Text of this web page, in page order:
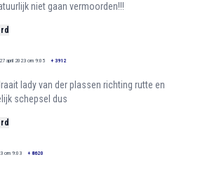
niet gaan vermoorden!!!
27 april 2023 om 9:05 + 3912
lady van der plassen richting rutte en
schepsel dus
om 9:03 + 8620